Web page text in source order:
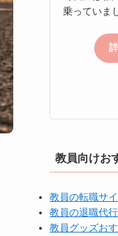
乗っていま
教員向けお
教員の転職サ
教員の退職代
教員グッズお